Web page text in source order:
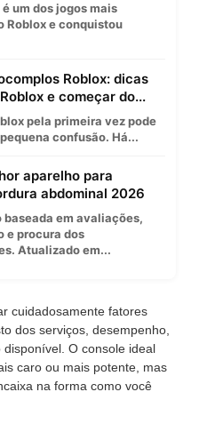
um dos jogos mais
Roblox e conquistou
Roblox: dicas
e começar do...
pela primeira vez pode
confusão. Há...
aparelho para
abdominal 2026
baseada em avaliações,
e procura dos
Atualizado em...
cuidadosamente fatores
dos serviços, desempenho,
O console ideal
caro ou mais potente, mas
na forma como você